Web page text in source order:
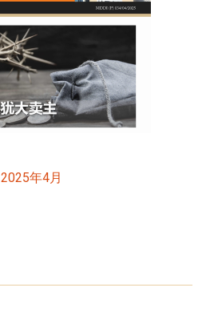
2025年4月